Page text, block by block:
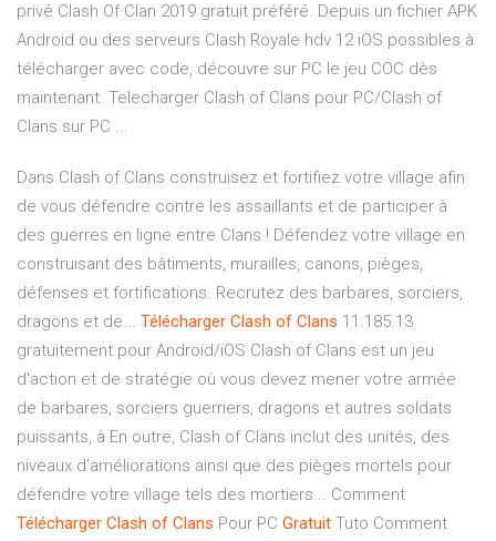
privé Clash Of Clan 2019 gratuit préféré. Depuis un fichier APK
Android ou des serveurs Clash Royale hdv 12 iOS possibles à
télécharger avec code, découvre sur PC le jeu COC dès
maintenant. Telecharger Clash of Clans pour PC/Clash of
Clans sur PC ...
Dans Clash of Clans construisez et fortifiez votre village afin
de vous défendre contre les assaillants et de participer à
des guerres en ligne entre Clans ! Défendez votre village en
construisant des bâtiments, murailles, canons, pièges,
défenses et fortifications. Recrutez des barbares, sorciers,
dragons et de... Télécharger Clash of Clans 11.185.13
gratuitement pour Android/iOS Clash of Clans est un jeu
d'action et de stratégie où vous devez mener votre armée
de barbares, sorciers guerriers, dragons et autres soldats
puissants, à En outre, Clash of Clans inclut des unités, des
niveaux d'améliorations ainsi que des pièges mortels pour
défendre votre village tels des mortiers... Comment
Télécharger Clash of Clans Pour PC Gratuit Tuto Comment